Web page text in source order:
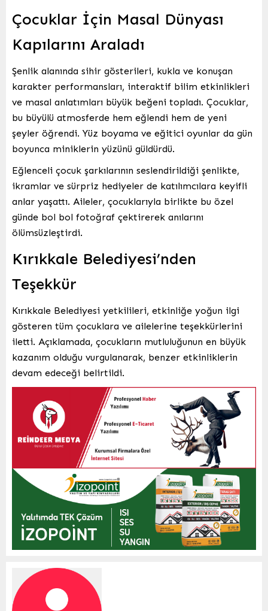
Çocuklar İçin Masal Dünyası
Kapılarını Araladı
Şenlik alanında sihir gösterileri, kukla ve konuşan
karakter performansları, interaktif bilim etkinlikleri
ve masal anlatımları büyük beğeni topladı. Çocuklar,
bu büyülü atmosferde hem eğlendi hem de yeni
şeyler öğrendi. Yüz boyama ve eğitici oyunlar da gün
boyunca miniklerin yüzünü güldürdü.
Eğlenceli çocuk şarkılarının seslendirildiği şenlikte,
ikramlar ve sürpriz hediyeler de katılımcılara keyifli
anlar yaşattı. Aileler, çocuklarıyla birlikte bu özel
günde bol bol fotoğraf çektirerek anılarını
ölümsüzleştirdi.
Kırıkkale Belediyesi’nden
Teşekkür
Kırıkkale Belediyesi yetkilileri, etkinliğe yoğun ilgi
gösteren tüm çocuklara ve ailelerine teşekkürlerini
iletti. Açıklamada, çocukların mutluluğunun en büyük
kazanım olduğu vurgulanarak, benzer etkinliklerin
devam edeceği belirtildi.